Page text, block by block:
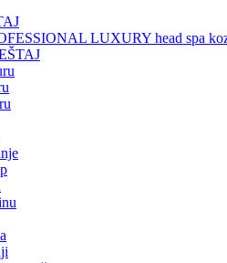
LUXURY head spa